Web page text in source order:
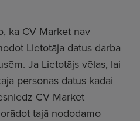
ka CV Market nav
Lietotāja datus darba
Ja Lietotājs vēlas, lai
personas datus kādai
CV Market
tajā nododamo